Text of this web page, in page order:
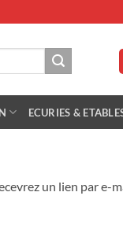
ECURIES &
un lien par e-